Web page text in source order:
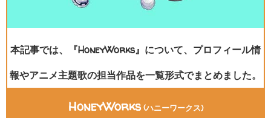
本記事では、『HoneyWorks』について、プロフィール情
報やアニメ主題歌の担当作品を一覧形式でまとめました。
HoneyWorks(ハニーワークス)